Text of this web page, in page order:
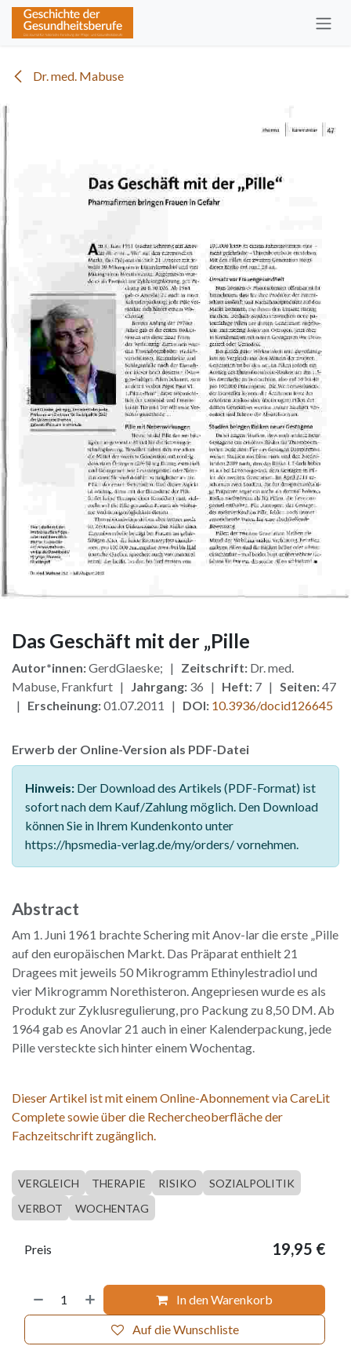
Zum Inhalt springen
Dr. med. Mabuse
Das Geschäft mit der „Pille
Autor*innen:GerdGlaeske; | Zeitschrift: Dr. med.
Mabuse, Frankfurt | Jahrgang: 36 | Heft: 7 | Seiten:47
| Erscheinung:01.07.2011 | DOI: 10.3936/docid126645
Erwerb der Online-Version als PDF-Datei
Hinweis: Der Download des Artikels (PDF-Format) ist
sofort nach dem Kauf/Zahlung möglich. Den Download
können Sie in Ihrem Kundenkonto unter
https://hpsmedia-verlag.de/my/orders/ vornehmen.
Abstract
Am 1. Juni 1961 brachte Schering mit Anov-lar die erste „Pille
auf den europäischen Markt. Das Präparat enthielt 21
Dragees mit jeweils 50 Mikrogramm Ethinylestradiol und
vier Mikrogramm Norethisteron. Angepriesen wurde es als
Produkt zur Zyklusregulierung, pro Packung zu 8,50 DM. Ab
1964 gab es Anovlar 21 auch in einer Kalenderpackung, jede
Pille versteckte sich hinter einem Wochentag.
Dieser Artikel ist mit einem Online-Abonnement via CareLit
Complete sowie über die Rechercheoberfläche der
Fachzeitschrift zugänglich.
VERGLEICH THERAPIE RISIKO
SOZIALPOLITIK
VERBOT
WOCHENTAG
In den Warenkorb
Auf die Wunschliste
Preis 19,95 €